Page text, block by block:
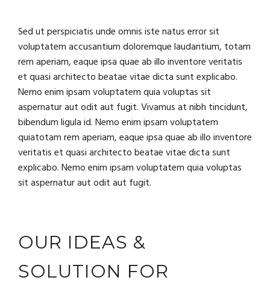
Sed ut perspiciatis unde omnis iste natus error sit
voluptatem accusantium doloremque laudantium, totam
rem aperiam, eaque ipsa quae ab illo inventore veritatis
et quasi architecto beatae vitae dicta sunt explicabo.
Nemo enim ipsam voluptatem quia voluptas sit
aspernatur aut odit aut fugit. Vivamus at nibh tincidunt,
bibendum ligula id. Nemo enim ipsam voluptatem
quiatotam rem aperiam, eaque ipsa quae ab illo inventore
veritatis et quasi architecto beatae vitae dicta sunt
explicabo. Nemo enim ipsam voluptatem quia voluptas
sit aspernatur aut odit aut fugit.
OUR IDEAS &
SOLUTION FOR